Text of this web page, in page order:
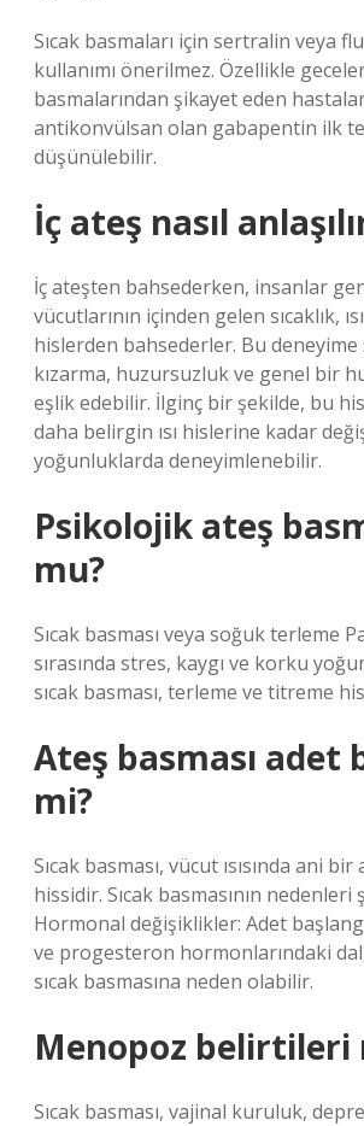
Sıcak basmaları için sertralin veya
kullanımı önerilmez. Özellikle
basmalarından şikayet eden
antikonvülsan olan gabapentin ilk
düşünülebilir.
İç ateş nasıl
İç ateşten bahsederken, insanlar
vücutlarının içinden gelen sıcaklık,
hislerden bahsederler. Bu deneyime
kızarma, huzursuzluk ve genel bir
eşlik edebilir. İlginç bir şekilde, bu
daha belirgin ısı hislerine kadar
yoğunluklarda deneyimlenebilir.
Psikolojik ateş
mu?
Sıcak basması veya soğuk terleme
sırasında stres, kaygı ve korku
sıcak basması, terleme ve titreme
Ateş basması adet
mi?
Sıcak basması, vücut ısısında ani bir
hissidir. Sıcak basmasının nedenleri
Hormonal değişiklikler: Adet
ve progesteron hormonlarındaki
sıcak basmasına neden olabilir.
Menopoz belirtileri
Sıcak basması, vajinal kuruluk,